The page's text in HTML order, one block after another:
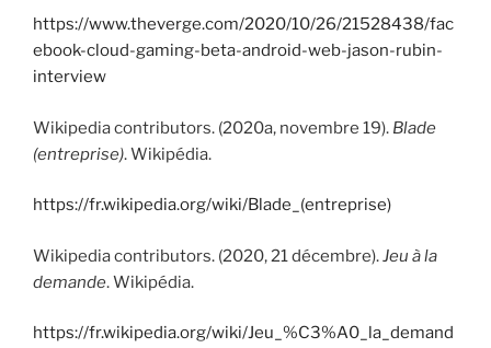
https://www.theverge.com/2020/10/26/21528438/fac
ebook-cloud-gaming-beta-android-web-jason-rubin-
interview
Wikipedia contributors. (2020a, novembre 19). Blade
(entreprise). Wikipédia.
https://fr.wikipedia.org/wiki/Blade_(entreprise)
Wikipedia contributors. (2020, 21 décembre).Jeu à la
demande. Wikipédia.
https://fr.wikipedia.org/wiki/Jeu_%C3%A0_la_demand